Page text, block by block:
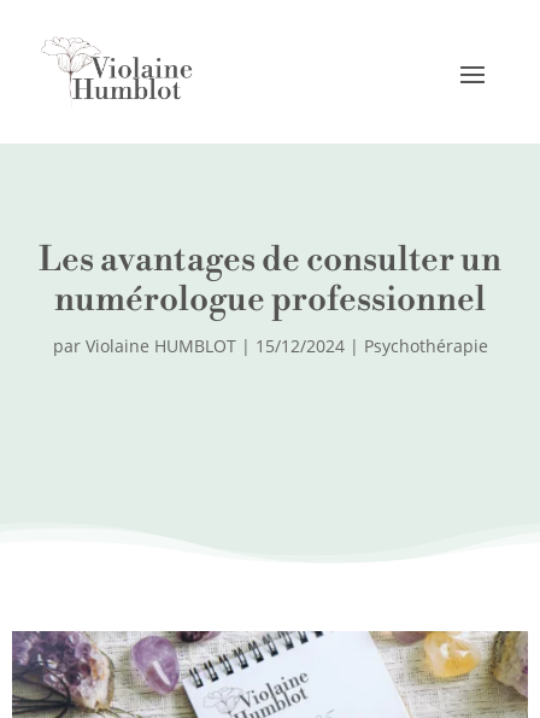
Les avantages de consulter un
numérologue professionnel
par Violaine HUMBLOT| 15/12/2024| Psychothérapie